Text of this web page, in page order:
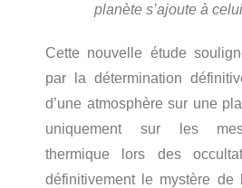
planète s’ajoute à
Cette nouvelle étude
par la détermination
d’une atmosphère sur une
uniquement sur les
thermique lors des
définitivement le mystère de